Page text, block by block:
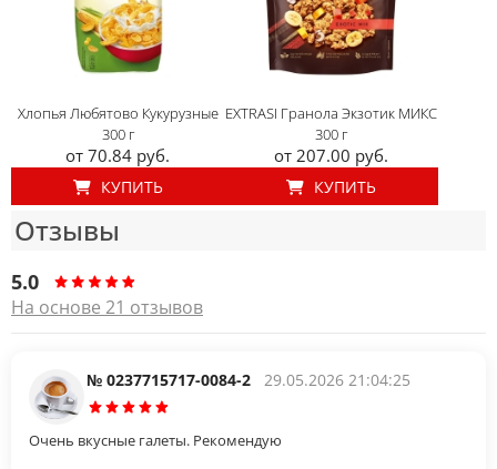
Хлопья Любятово Кукурузные
300 г
от 70.84 руб.
КУПИТЬ
EXTRASI Гранола Экзотик МИКС
300 г
от 207.00 руб.
КУПИТЬ
Отзывы
5.0
На основе 21 отзывов
№ 0237715717-0084-2 29.05.2026 21:04:25
Очень вкусные галеты. Рекомендую